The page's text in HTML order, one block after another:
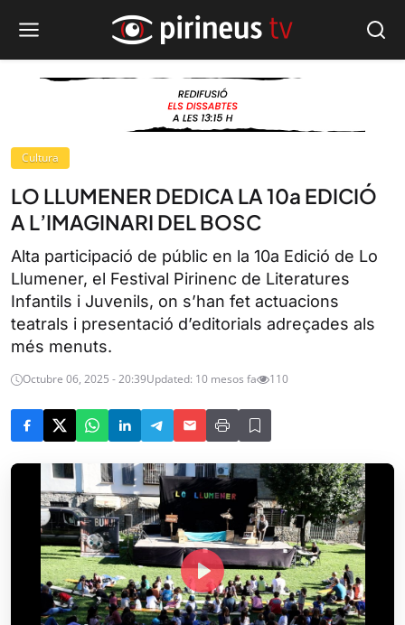
Cultura
LO LLUMENER DEDICA LA 10a EDICIÓ
A L’IMAGINARI DEL BOSC
Alta participació de públic en la 10a Edició de Lo
Llumener, el Festival Pirinenc de Literatures
Infantils i Juvenils, on s’han fet actuacions
teatrals i presentació d’editorials adreçades als
més menuts.
Octubre 06, 2025 - 20:39Updated: 10 mesos fa 110
P
l